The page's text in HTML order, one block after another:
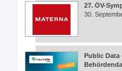
27. ÖV-
30.
Public Data